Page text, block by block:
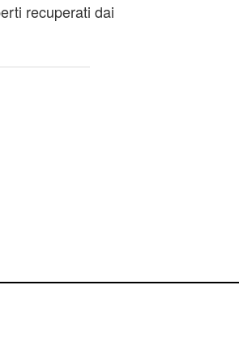
recuperati dai